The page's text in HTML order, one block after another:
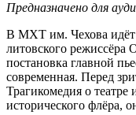
Предназначено для
В МХТ им. Чехова идёт
литовского режиссёра
постановка главной
современная. Перед
Трагикомедия о
исторического флёра,